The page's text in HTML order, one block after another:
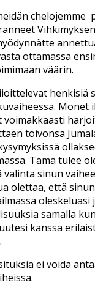
chelojemme
ottamassa
väärin.
henkisiä
Monet
voimakkaasti
toivonsa
Tämä tulee
valinta sinun
olettaa, että
oleskeluasi
samalla
kanssa
ei voida